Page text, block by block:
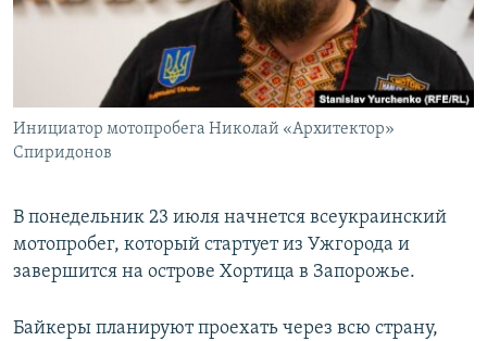
ПОБЕДИТЕЛЕЙ НЕ СУДЯТ?
КРЫМ.НЕПОКОРЕННЫЙ
УКРАИНСКАЯ ПРОБЛЕМА КРЫМА
ПРИСОЕДИНЯЙТЕСЬ!
Все сайты RFE/RL
Инициатор мотопробега Николай «Архитектор»
Спиридонов
В понедельник 23 июля начнется всеукраинский
мотопробег, который стартует из Ужгорода и
завершится на острове Хортица в Запорожье.
Байкеры планируют проехать через всю страну,